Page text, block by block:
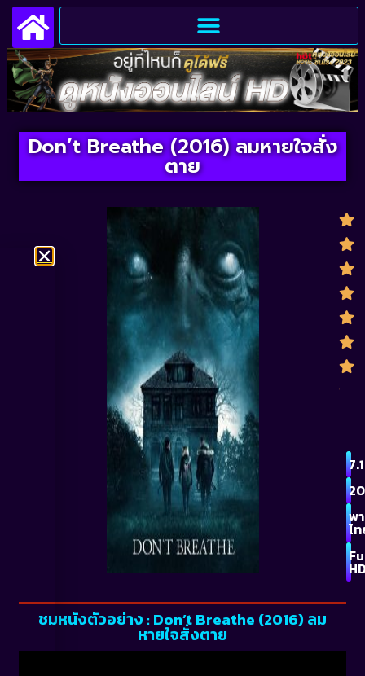
Don’t Breathe (2016) ลมหายใจสั่ง
ตาย
7.1
พ
ไ
ชมหนังตัวอย่าง : Don’t Breathe (2016) ลม
หายใจสั่งตาย